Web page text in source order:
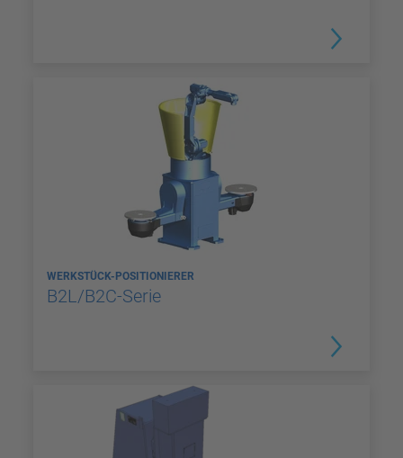
WERKSTÜCK-POSITIONIERER
B2L/B2C-Serie